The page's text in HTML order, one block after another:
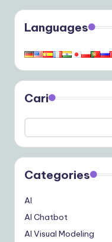
Languages
Cari
Categories
AI
AI Chatbot
AI Visual Modeling